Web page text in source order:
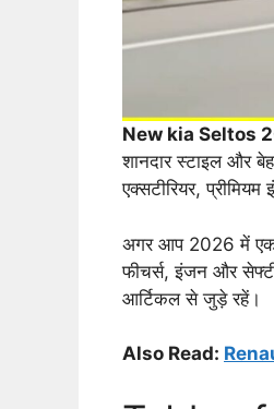
New kia Seltos
शानदार स्टाइल और
एक्सटीरियर,
अगर आप 2026 में एक
फीचर्स, इंजन और
आर्टिकल से जुड़े रहें।
Also Read: